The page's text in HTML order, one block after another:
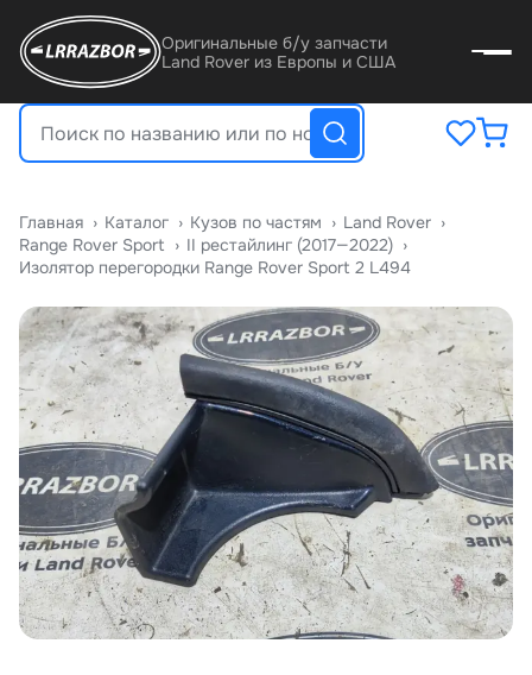
Оригинальные б/у запчасти
Land Rover из Европы и США
Главная › Катало › Кузов по частям › Land Rover ›
Range Rover Sport › II рестайлинг (2017—2022) ›
Изолятор перегородки Range Rover Sport 2 L494